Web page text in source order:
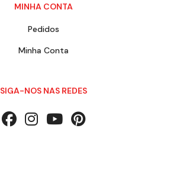
MINHA CONTA
Pedidos
Minha Conta
SIGA-NOS NAS REDES